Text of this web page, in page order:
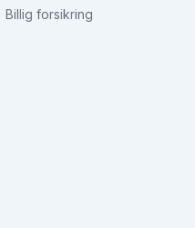
Billig forsikring